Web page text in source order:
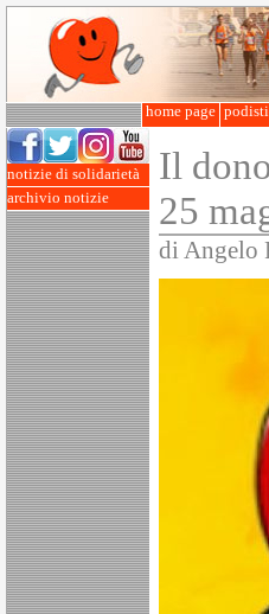
home page
notizie di solidarietà
archivio notizie
Il
25
di Angelo